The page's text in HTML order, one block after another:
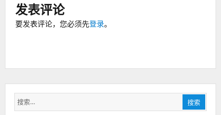
发表评论
要发表评论，您必须先登录。
搜
索：
搜索